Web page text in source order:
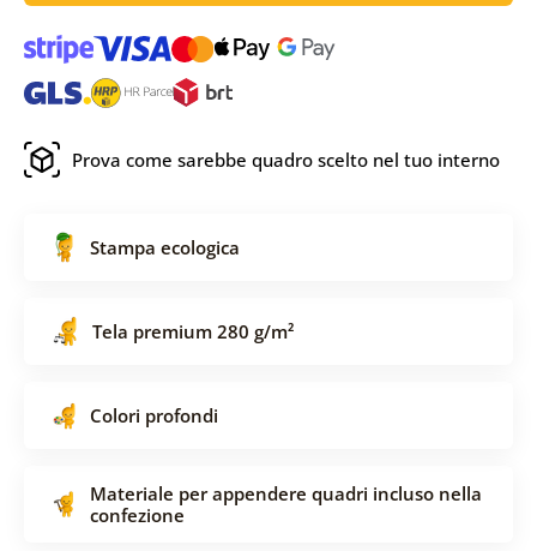
Prova come sarebbe quadro scelto nel tuo interno
Stampa ecologica
Tela premium 280 g/m²
Colori profondi
Materiale per appendere quadri incluso nella
confezione